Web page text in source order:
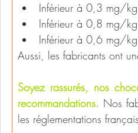
Inférieur à 0,3 mg/
Inférieur à 0,8 mg/
Inférieur à 0,6 mg/
Aussi, les fabricants ont
Soyez rassurés, nos
recommandations. Nos
les réglementations